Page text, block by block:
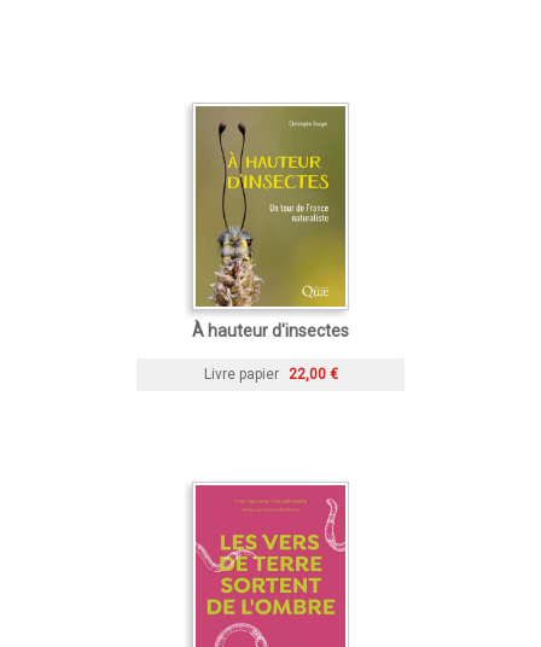
À hauteur d'insectes
Livre papier 22,00 €